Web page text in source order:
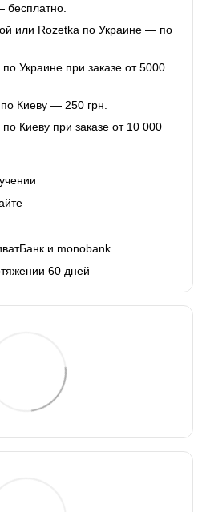
или Rozetka по Украине — по
Украине при заказе от 5000
Киеву — 250 грн.
Киеву при заказе от 10 000
и monobank
60 дней